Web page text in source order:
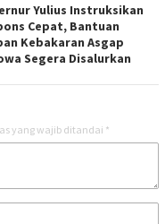
Yulius Instruksikan
Cepat, Bantuan
Kebakaran Asgap
Segera Disalurkan
yang wajib ditandai *